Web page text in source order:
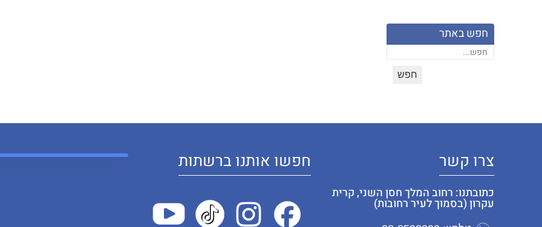
חפש באתר
צרו קשר
כתובתנו: רחוב המלך חסן השני, קרית
עקרון (בסמוך לעיר רחובות)
חפשו אותנו ברשתות